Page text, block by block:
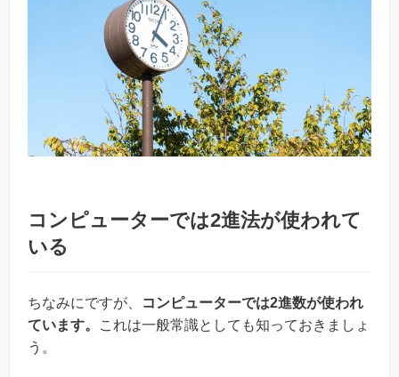
コンピューターでは2進法が使われて
いる
ちなみにですが、
コンピューターでは2進数が使われ
ています。
これは一般常識としても知っておきましょ
う。